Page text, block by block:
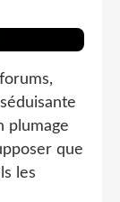
plumage
que
les